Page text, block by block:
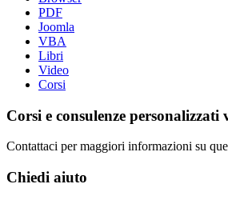
PDF
Joomla
VBA
Libri
Video
Corsi
Corsi e consulenze personalizzati
Contattaci per maggiori informazioni su
Chiedi aiuto